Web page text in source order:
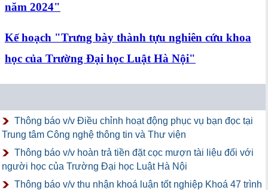
năm 2024"
Kế hoạch "Trưng bày thành tựu nghiên cứu khoa
học của Trường Đại học Luật Hà Nội"
Thông báo v/v Điều chỉnh hoạt động phục vụ bạn đọc tại
Trung tâm Công nghệ thông tin và Thư viện
Thông báo v/v hoàn trả tiền đặt cọc mượn tài liệu đối với
người học của Trường Đại học Luật Hà Nội
Thông báo v/v thu nhận khoá luận tốt nghiệp Khoá 47 trình